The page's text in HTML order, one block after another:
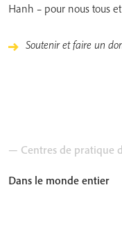
Hanh – pour nous tous
Soutenir et faire un
— Centres de pratique
Dans le monde entier